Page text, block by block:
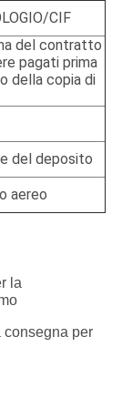
CIF
del contratto
pagati prima
della copia di
del deposito
aereo
la
consegna per